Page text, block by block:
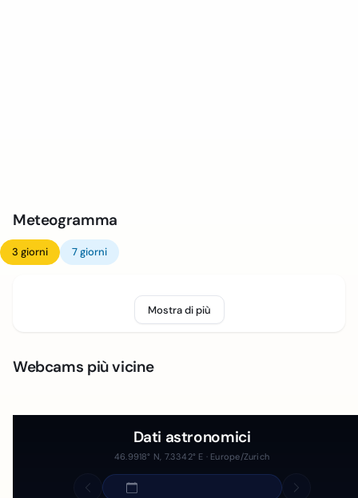
Meteogramma
3 giorni 7 giorni
Mostra di più
Webcams più vicine
Dati astronomici
46.9918° N, 7.3342° E · Europe/Zurich